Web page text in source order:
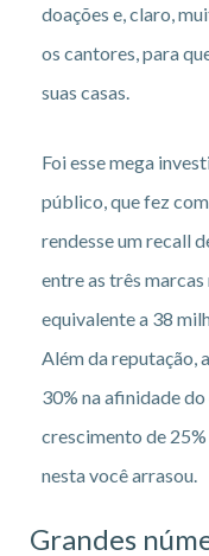
doações e, claro,
os cantores, para
suas casas.
Foi esse mega
público, que fez
rendesse um recall
entre as três
equivalente a 38
Além da reputação,
30% na afinidade
crescimento de
nesta você arrasou.
Grandes